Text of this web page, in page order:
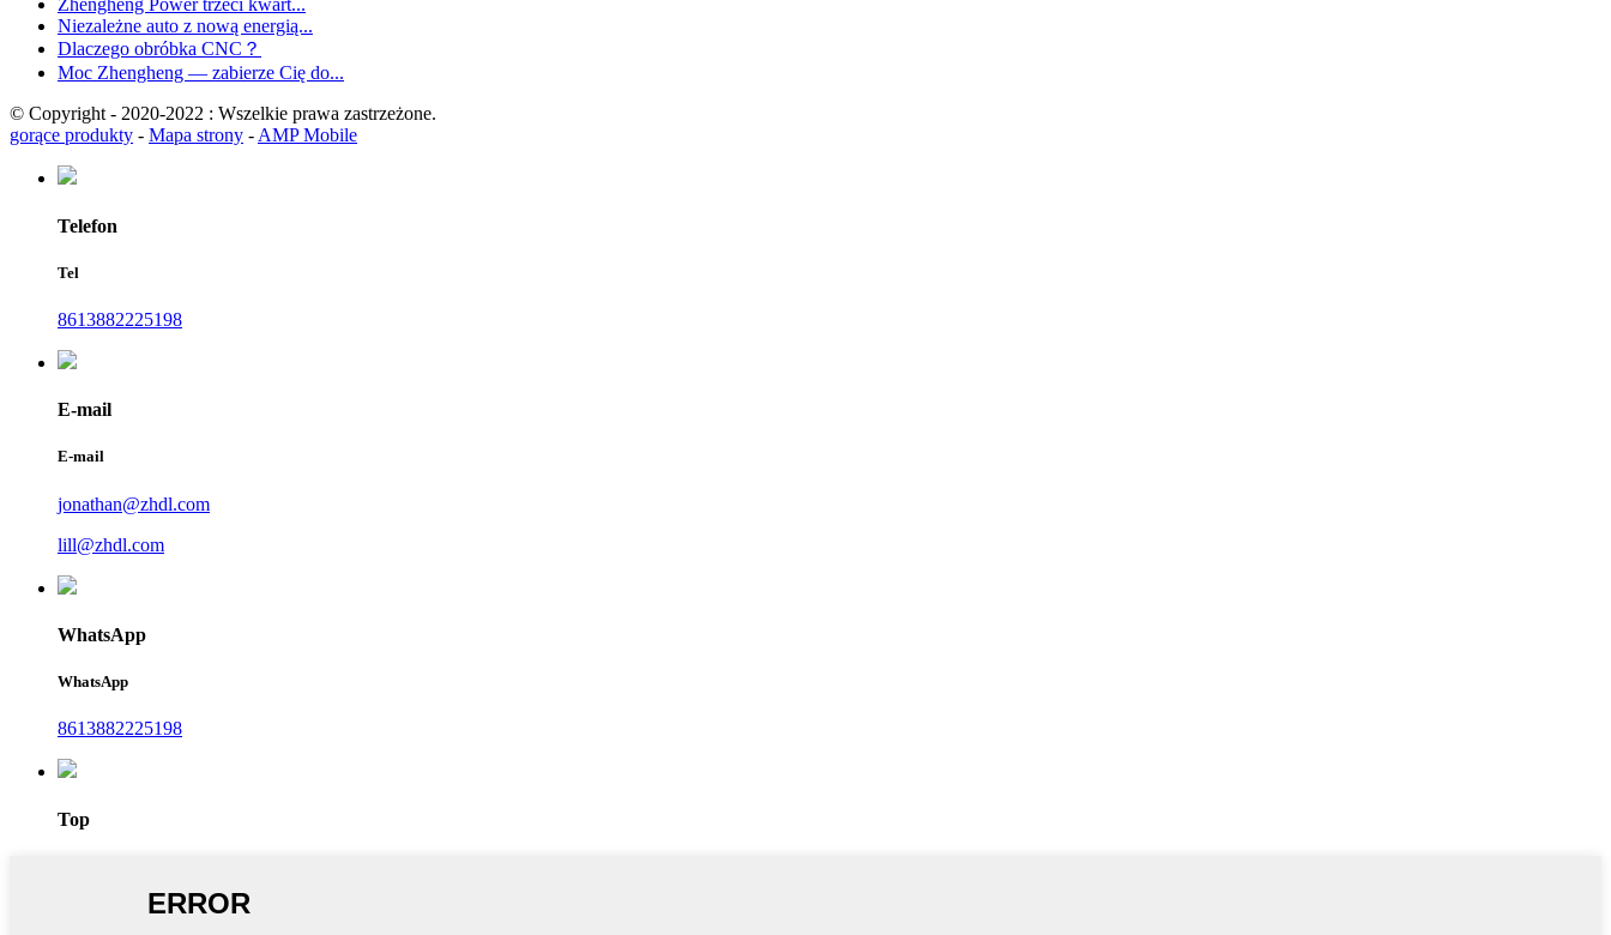
Zhengheng Power trzeci kwart...
Niezależne auto z nową energią...
Dlaczego obróbka CNC？
Moc Zhengheng — zabierze Cię do...
© Copyright - 2020-2022 : Wszelkie prawa zastrzeżone.
gorące produkty - Mapa strony -AMP Mobile
Telefon
Tel
8613882225198
E-mail
E-mail
jonathan@zhdl.com
lill@zhdl.com
WhatsApp
WhatsApp
8613882225198
Top